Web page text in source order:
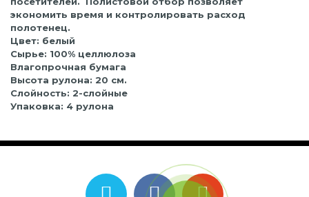
экономить время и контролировать расход
полотенец.
Цвет: белый
Сырье: 100% целлюлоза
Влагопрочная бумага
Высота рулона: 20 см.
Слойность: 2-слойные
Упаковка: 4 рулона